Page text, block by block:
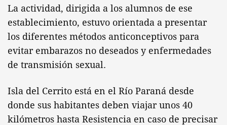
La actividad, dirigida a los alumnos de ese
establecimiento, estuvo orientada a presentar
los diferentes métodos anticonceptivos para
evitar embarazos no deseados y enfermedades
de transmisión sexual.
Isla del Cerrito está en el Río Paraná desde
donde sus habitantes deben viajar unos 40
kilómetros hasta Resistencia en caso de precisar